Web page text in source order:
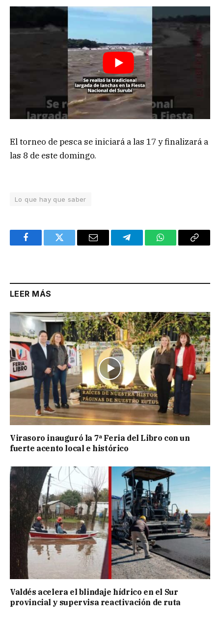
El torneo de pesca se iniciará a las 17 y finalizará a
las 8 de este domingo.
Lo que hay que saber
FacebookTwitter Email TelegramWhatsAppCopy
LEER MÁS
Virasoro inauguró la 7ª Feria del Libro con un
fuerte acento local e histórico
Valdés acelera el blindaje hídrico en el Sur
provincial y supervisa reactivación de ruta